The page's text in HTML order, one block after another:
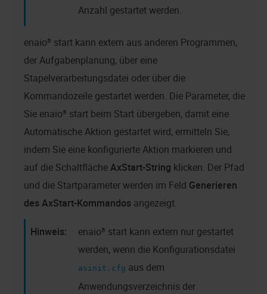
Anzahl gestartet werden.
enaio® start kann extern aus anderen Programmen,
der Aufgabenplanung, über eine
Stapelverarbeitungsdatei oder über die
Kommandozeile gestartet werden. Die Parameter, die
Sie enaio® start beim Start übergeben, damit eine
Automatische Aktion gestartet wird, ermitteln Sie,
indem Sie eine konfigurierte Aktion markieren und
auf die SchaltflächeAxStart-String klicken. Der Pfad
und die Startparameter werden im Feld Generieren
des AxStart-Kommandos angezeigt.
enaio® start kann extern nur gestartet
werden, wenn die Konfigurationsdatei
asinit.cfg aus dem
Anwendungsverzeichnis der